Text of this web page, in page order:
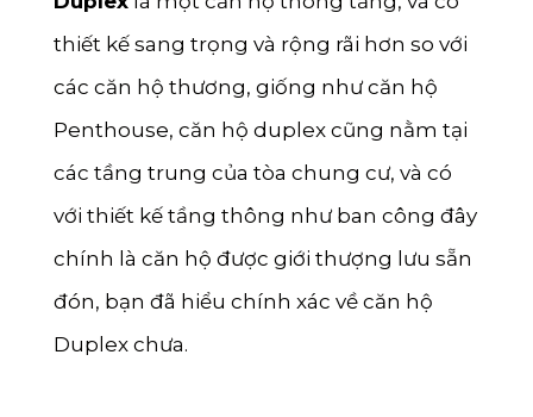
Bến Tre
Đắk Nông
Cà Mau
Vĩnh Long
Ninh Bình
Phú Thọ
thiết kế sang trọng và rộng rãi hơn so với
các căn hộ thương, giống như căn hộ
Penthouse, căn hộ duplex cũng nằm tại
các tầng trung của tòa chung cư, và có
với thiết kế tầng thông như ban công đây
chính là căn hộ được giới thượng lưu sẵn
đón, bạn đã hiểu chính xác về căn hộ
Duplex chưa.